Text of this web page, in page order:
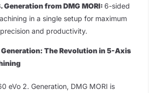
Generation from DMG MORI: 6-sided
in a single setup for maximum
precision and productivity.
Generation: The Revolution in 5-Axis
eVo 2. Generation, DMG MORI is